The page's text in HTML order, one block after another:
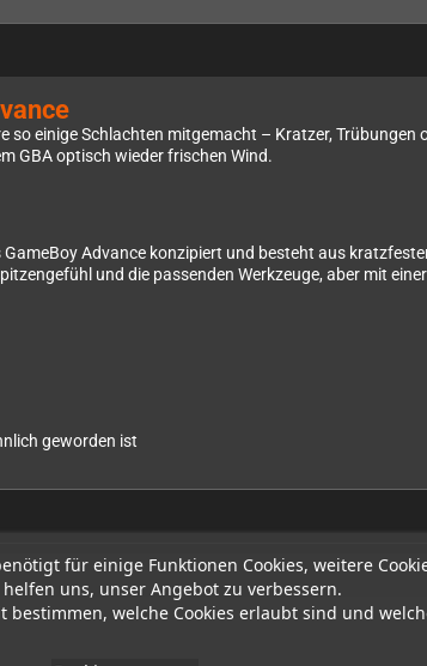
für einige Funktionen Cookies, weitere
uns, unser Angebot zu verbessern.
bestimmen, welche Cookies erlaubt sind und
so einige Schlachten mitgemacht – Kratzer, Trübungen
GBA optisch wieder frischen Wind.
Advance konzipiert und besteht aus
und die passenden Werkzeuge, aber mit
geworden ist